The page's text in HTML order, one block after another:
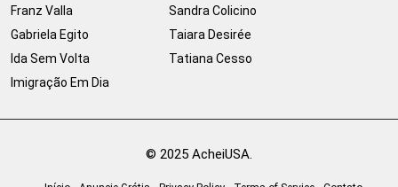
Franz Valla
Gabriela Egito
Ida Sem Volta
Imigração Em Dia
Sandra Colicino
Taiara Desirée
Tatiana Cesso
© 2025 AcheiUSA.